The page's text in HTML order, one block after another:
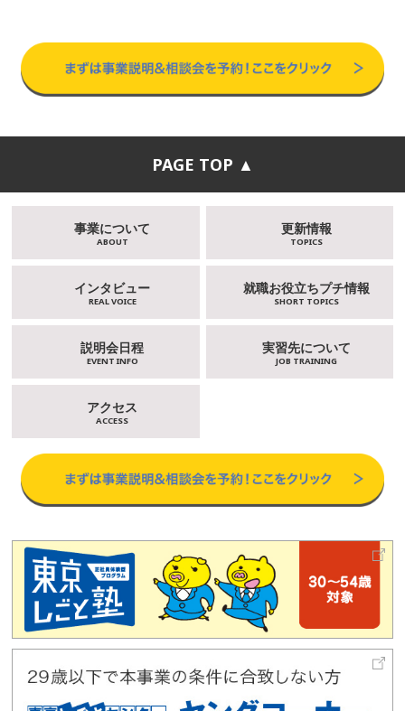
PAGE TOP ▲
事業について
ABOUT
更新情報
TOPICS
インタビュー
REAL VOICE
就職お役立ちプチ情報
SHORT TOPICS
説明会日程
EVENT INFO
実習先について
JOB TRAINING
アクセス
ACCESS